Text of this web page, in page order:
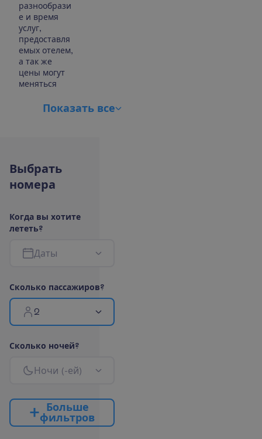
разнообрази
е и время
услуг,
предоставля
емых отелем,
а так же
цены могут
меняться
Показать все
Выбрать
номера
Когда вы хотите
лететь?
Даты
Сколько пассажиров?
2
Сколько ночей?
Ночи (-ей)
Больше
фильтров